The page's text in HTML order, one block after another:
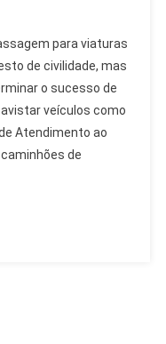
para viaturas
de civilidade, mas
o sucesso de
veículos como
Atendimento ao
de